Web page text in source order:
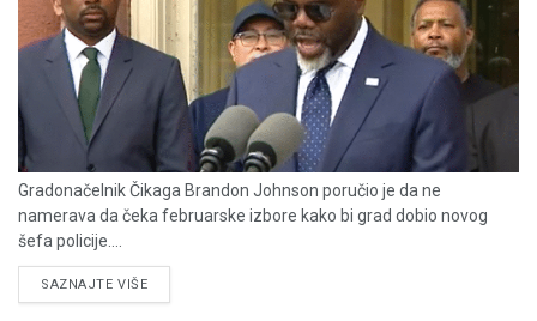
Gradonačelnik Čikaga Brandon Johnson poručio je da ne
namerava da čeka februarske izbore kako bi grad dobio novog
šefa policije....
SAZNAJTE VIŠEDETAILS